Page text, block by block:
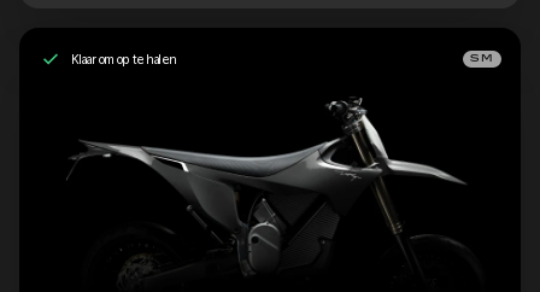
Klaar om op te halen SM